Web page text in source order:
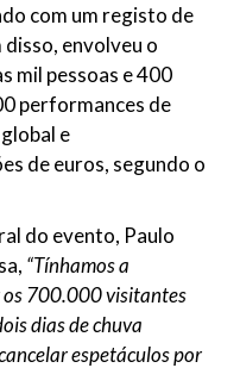
com um registo de
envolveu o
mil pessoas e 400
performances de
e
de euros, segundo o
do evento, Paulo
“Tínhamos a
os 700.000 visitantes
dias de chuva
espetáculos por